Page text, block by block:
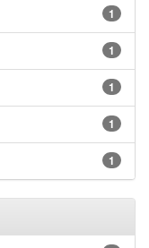
1
1
1
1
1